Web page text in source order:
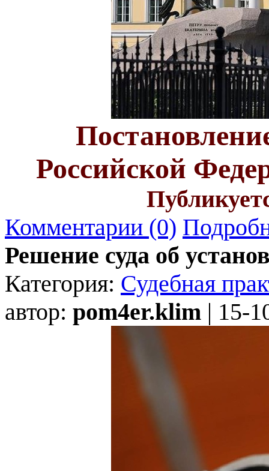
Российской
Комментарии (0)
Решение суда об
Категория: Судебная
автор: pom4er.klim | 15-